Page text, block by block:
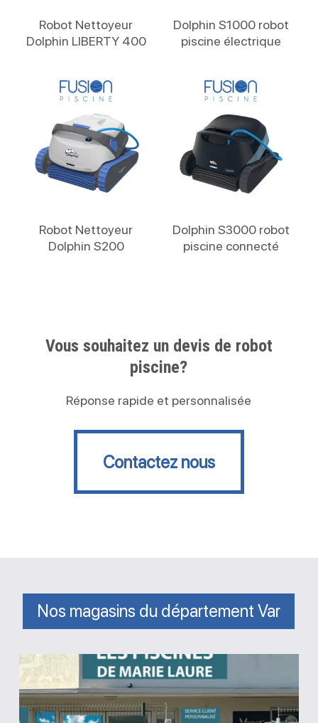
Robot Nettoyeur
Dolphin LIBERTY 400
Dolphin S1000 robot
piscine électrique
Robot Nettoyeur
Dolphin S200
Dolphin S3000 robot
piscine connecté
Vous souhaitez un devis de robot
piscine?
Réponse rapide et personnalisée
Contactez nous
Contactez nous
Nos magasins du département Var
Magasin
Les
piscines